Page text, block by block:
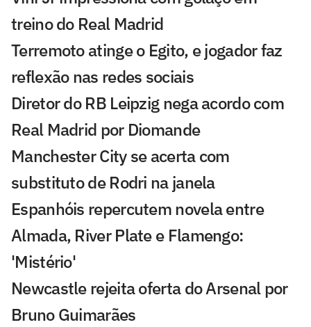
treino do Real Madrid
Terremoto atinge o Egito, e jogador faz
reflexão nas redes sociais
Diretor do RB Leipzig nega acordo com
Real Madrid por Diomande
Manchester City se acerta com
substituto de Rodri na janela
Espanhóis repercutem novela entre
Almada, River Plate e Flamengo:
'Mistério'
Newcastle rejeita oferta do Arsenal por
Bruno Guimarães